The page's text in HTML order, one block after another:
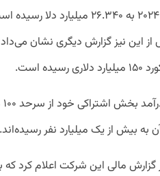
گذشته، حالا در سه ماهه منتهی به ۲۸ دسامبر ۲۰۲۴ به ۲۶.۳۴۰
است. پیش از این نیز گزارش دیگری نشان
بیش از یک میلیارد نفر رسیده‌اند.
گزارش مالی این شرکت اعلام کرد که